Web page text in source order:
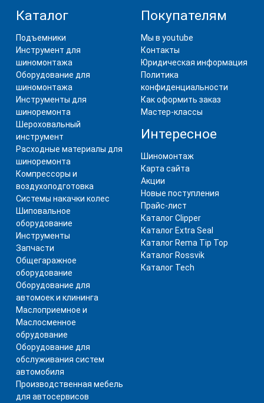
Каталог
Подъемники
Инструмент для
шиномонтажа
Оборудование для
шиномонтажа
Инструменты для
шиноремонта
Шероховальный
инструмент
Расходные материалы для
шиноремонта
Компрессоры и
воздухоподготовка
Системы накачки колес
Шиповальное
оборудование
Инструменты
Запчасти
Общегаражное
оборудование
Оборудование для
автомоек и клининга
Маслоприемное и
Маслосменное
обрудование
Оборудование для
обслуживания систем
автомобиля
Производственная мебель
для автосервисов
Покупателям
Мы в youtube
Контакты
Юридическая информация
Политика
конфиденциальности
Как оформить заказ
Мастер-классы
Интересное
Шиномонтаж
Карта сайта
Акции
Новые поступления
Прайс-лист
Каталог Clipper
Каталог Extra Seal
Каталог Rema Tip Top
Каталог Rossvik
Каталог Tech